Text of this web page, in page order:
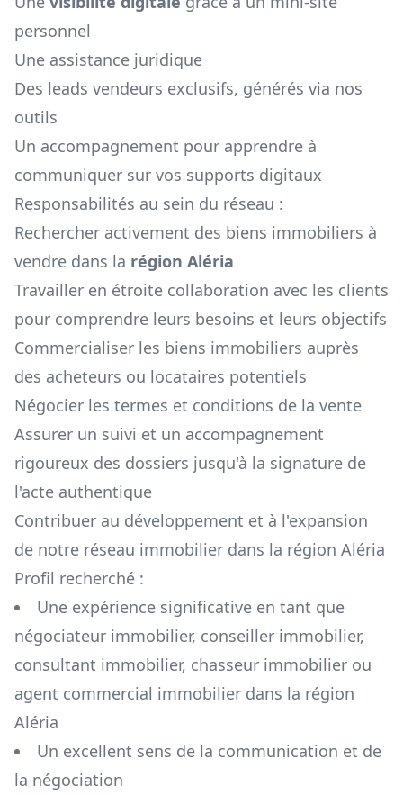
personnel
Une assistance juridique
Des leads vendeurs exclusifs, générés via nos
outils
Un accompagnement pour apprendre à
communiquer sur vos supports digitaux
Responsabilités au sein du réseau :
Rechercher activement des biens immobiliers à
vendre dans la région Aléria
Travailler en étroite collaboration avec les clients
pour comprendre leurs besoins et leurs objectifs
Commercialiser les biens immobiliers auprès
des acheteurs ou locataires potentiels
Négocier les termes et conditions de la vente
Assurer un suivi et un accompagnement
rigoureux des dossiers jusqu'à la signature de
l'acte authentique
Contribuer au développement et à l'expansion
de notre réseau immobilier dans la région Aléria
Profil recherché :
Une expérience significative en tant que
négociateur immobilier, conseiller immobilier,
consultant immobilier, chasseur immobilier ou
agent commercial immobilier dans la région
Aléria
Un excellent sens de la communication et de
la négociation